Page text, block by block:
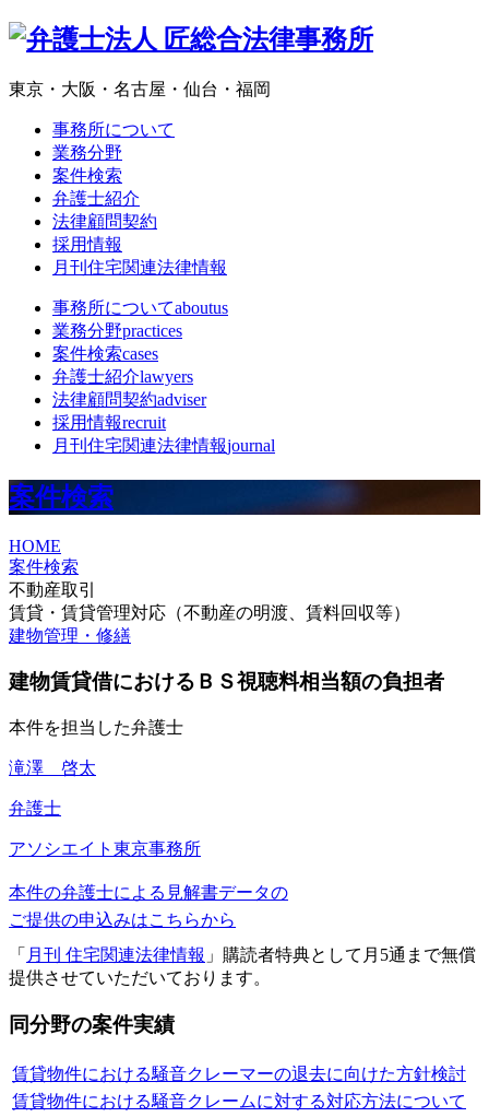
東京・大阪・名古屋・仙台・福岡
事務所について
業務分野
案件検索
弁護士紹介
法律顧問契約
採用情報
月刊住宅関連法律情報
事務所についてaboutus
業務分野practices
案件検索cases
弁護士紹介lawyers
法律顧問契約adviser
採用情報recruit
月刊住宅関連法律情報journal
案件検索
HOME
案件検索
不動産取引
賃貸・賃貸管理対応（不動産の明渡、賃料回収等）
建物管理・修繕
建物賃貸借におけるＢＳ視聴料相当額の負担者
本件を担当した弁護士
滝澤 啓太
弁護士
アソシエイト 東京事務所
本件の弁護士による見解書データの
ご提供の申込みはこちらから
「 月刊 住宅関連法律情報 」購読者特典として月5通まで無償
提供させていただいております。
同分野の案件実績
賃貸物件における騒音クレーマーの退去に向けた方針検討
賃貸物件における騒音クレームに対する対応方法について